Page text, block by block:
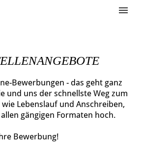
mich
Bewerbungen - das geht ganz
und uns der schnellste Weg zum
Lebenslauf und Anschreiben,
gängigen Formaten hoch.
Bewerbung!